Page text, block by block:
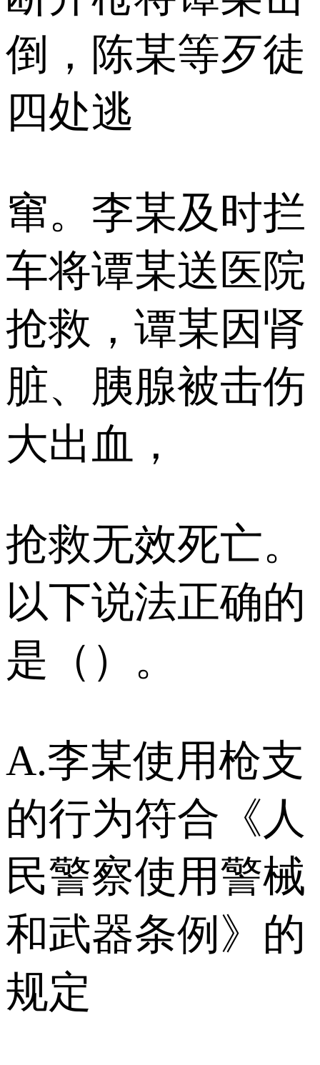
倒，陈某等歹徒
四处逃
窜。李某及时拦
车将谭某送医院
抢救，谭某因肾
脏、胰腺被击伤
大出血，
抢救无效死亡。
以下说法正确的
是（）。
A.李某使用枪支
的行为符合《人
民警察使用警械
和武器条例》的
规定